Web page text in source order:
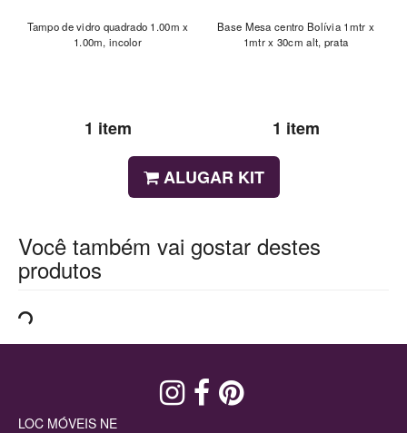
Tampo de vidro quadrado 1.00m x
1.00m, incolor
1 item
Base Mesa centro Bolívia 1mtr x
1mtr x 30cm alt, prata
1 item
ALUGAR KIT
Você também vai gostar destes
produtos
LOC MÓVEIS NE